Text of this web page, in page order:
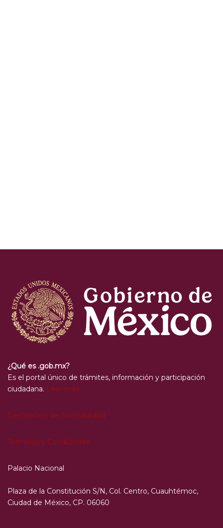
¿Qué es .gob.mx?
Es el portal único de trámites, información y participación
ciudadana. Leer más
Declaración de Accesibilidad
Términos y Condiciones
Palacio Nacional
Plaza de la Constitución S/N, Col. Centro, Cuauhtémoc,
Ciudad de México, CP. 06060